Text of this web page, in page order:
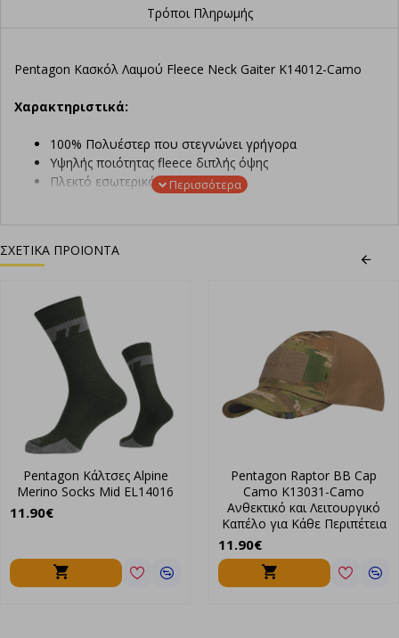
Τρόποι Πληρωμής
Pentagon Κασκόλ Λαιμού Fleece Neck Gaiter K14012-Camo
Χαρακτηριστικά:
100% Πολυέστερ που στεγνώνει γρήγορα
Υψηλής ποιότητας fleece διπλής όψης
Πλεκτό εσωτερικό Microfiber
ΣΧΕΤΙΚΑ ΠΡΟΙΟΝΤΑ
Pentagon Κάλτσες Alpine
Merino Socks Mid EL14016
11.90€
Pentagon Raptor BB Cap
Camo K13031-Camo
Ανθεκτικό και Λειτουργικό
Καπέλο για Κάθε Περιπέτεια
11.90€